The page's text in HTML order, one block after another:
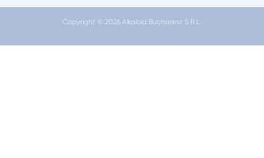
Copyright © 2026 Alkaloid Bucharest S.R.L.